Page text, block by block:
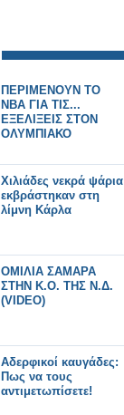
ΠΕΡΙΜΕΝΟΥΝ ΤΟ
ΝΒΑ ΓΙΑ ΤΙΣ...
ΕΞΕΛΙΞΕΙΣ ΣΤΟΝ
ΟΛΥΜΠΙΑΚΟ
Χιλιάδες νεκρά ψάρια
εκβράστηκαν στη
λίμνη Κάρλα
ΟΜΙΛΙΑ ΣΑΜΑΡΑ
ΣΤΗΝ Κ.Ο. ΤΗΣ Ν.Δ.
(VIDEO)
Αδερφικοί καυγάδες:
Πως να τους
αντιμετωπίσετε!